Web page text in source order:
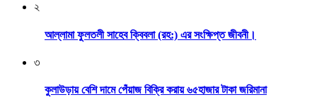
২
আল্লামা ফুলতলী সাহেব ক্বিবলা (রহ:) এর সংক্ষিপ্ত জীবনী।
৩
কুলাউড়ায় বেশি দামে পেঁয়াজ বিক্রি করায় ৬৫হাজার টাকা জরিমানা